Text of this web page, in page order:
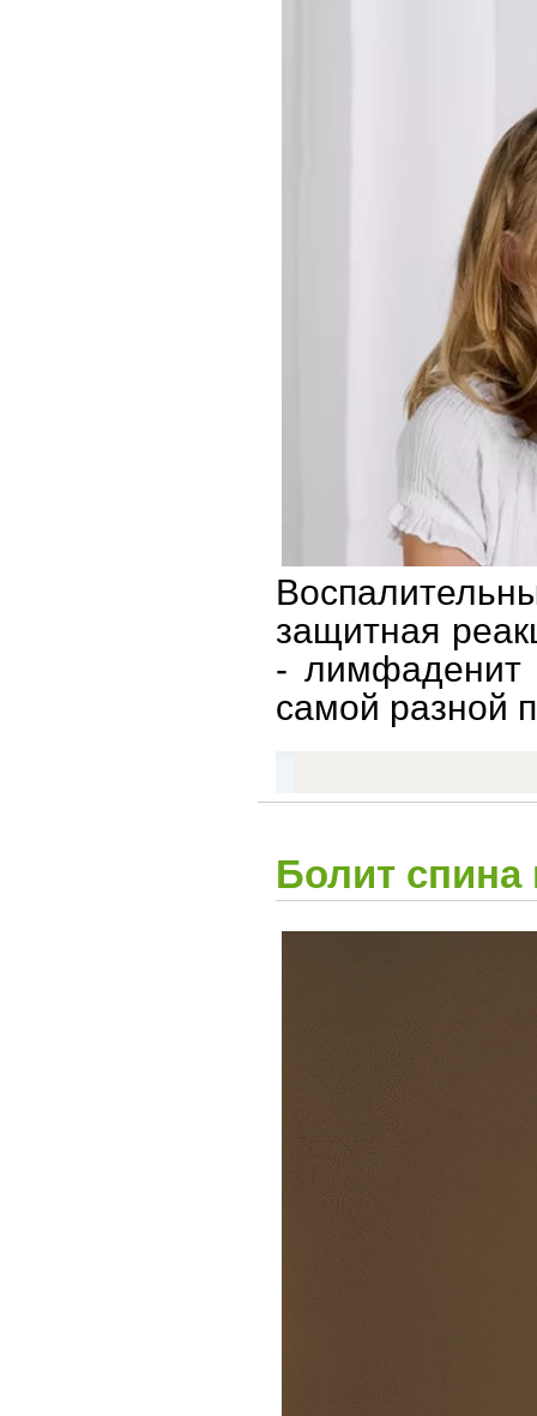
защитная
- лимфаденит
самой разной
Болит